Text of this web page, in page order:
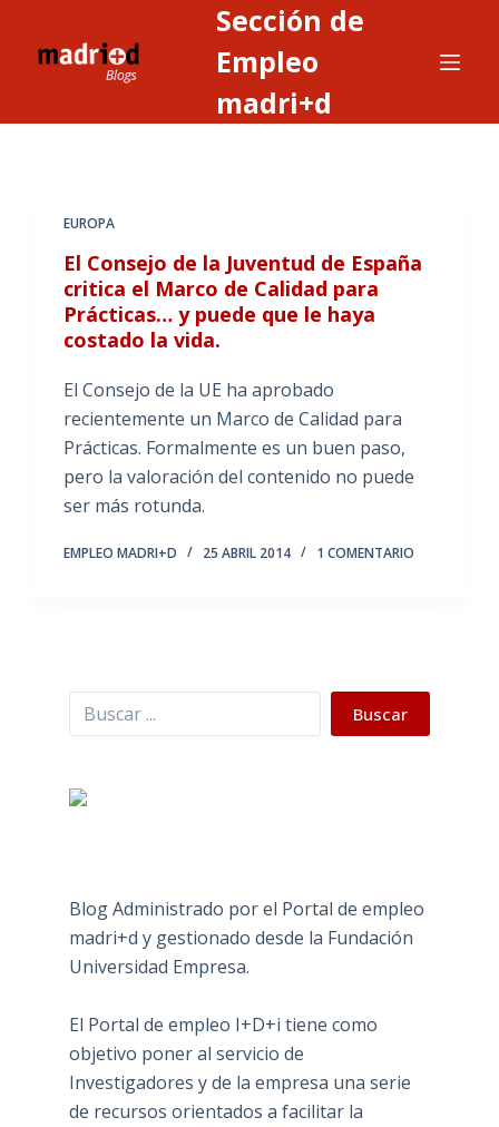
Sección de
Empleo
madri+d
EUROPA
El Consejo de la Juventud de España
critica el Marco de Calidad para
Prácticas… y puede que le haya
costado la vida.
El Consejo de la UE ha aprobado
recientemente un Marco de Calidad para
Prácticas. Formalmente es un buen paso,
pero la valoración del contenido no puede
ser más rotunda.
EMPLEO MADRI+D 25 ABRIL 2014 1 COMENTARIO
Buscar Buscar
Blog Administrado por el Portal de empleo
madri+d y gestionado desde la Fundación
Universidad Empresa.
El Portal de empleo I+D+i tiene como
objetivo poner al servicio de
Investigadores y de la empresa una serie
de recursos orientados a facilitar la